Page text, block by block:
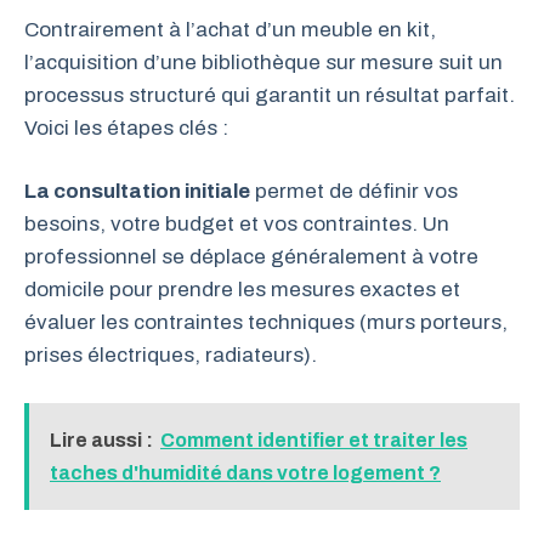
Contrairement à l’achat d’un meuble en kit,
l’acquisition d’une bibliothèque sur mesure suit un
processus structuré qui garantit un résultat parfait.
Voici les étapes clés :
La consultation initiale permet de définir vos
besoins, votre budget et vos contraintes. Un
professionnel se déplace généralement à votre
domicile pour prendre les mesures exactes et
évaluer les contraintes techniques (murs porteurs,
prises électriques, radiateurs).
Lire aussi : Comment identifier et traiter les
taches d'humidité dans votre logement ?